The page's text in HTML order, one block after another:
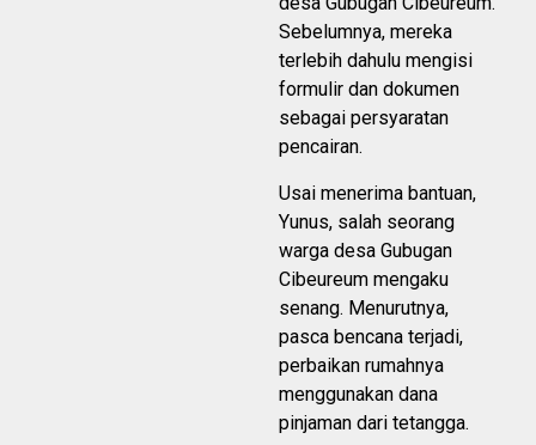
Sebelumnya, mereka
terlebih dahulu mengisi
formulir dan dokumen
sebagai persyaratan
pencairan.
Usai menerima bantuan,
Yunus, salah seorang
warga desa Gubugan
Cibeureum mengaku
senang. Menurutnya,
pasca bencana terjadi,
perbaikan rumahnya
menggunakan dana
pinjaman dari tetangga.